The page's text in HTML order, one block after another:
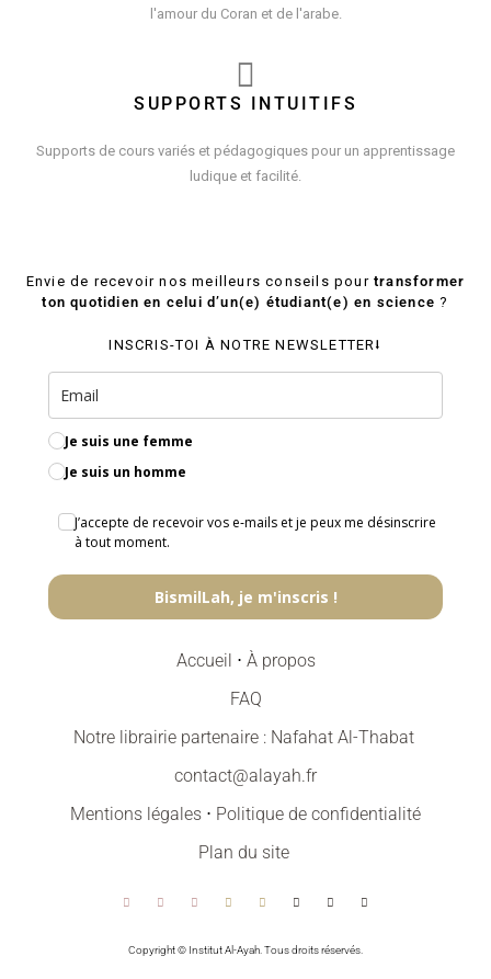
l'amour du Coran et de l'arabe.
SUPPORTS INTUITIFS
Supports de cours variés et pédagogiques pour un apprentissage
ludique et facilité.
Envie de recevoir nos meilleurs conseils pour transformer
ton quotidien en celui d’un(e) étudiant(e) en science ?
INSCRIS-TOI À NOTRE NEWSLETTER⭣
Je suis une femme
Je suis un homme
J’accepte de recevoir vos e‑mails et je peux me désinscrire
à tout moment.
BismilLah, je m'inscris !
Accueil ⋅ À propos
FAQ
Notre librairie partenaire : Nafahat Al-Thabat
contact@alayah.fr
Mentions légales ⋅ Politique de confidentialité
Plan du site
Copyright © Institut Al-Ayah. Tous droits réservés.